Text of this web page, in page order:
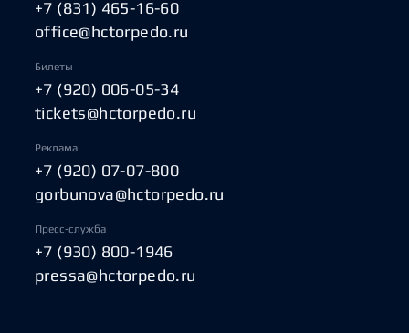
+7 (831) 465-16-60
office@hctorpedo.ru
Билеты
+7 (920) 006-05-34
tickets@hctorpedo.ru
Реклама
+7 (920) 07-07-800
gorbunova@hctorpedo.ru
Пресс-служба
+7 (930) 800-1946
pressa@hctorpedo.ru